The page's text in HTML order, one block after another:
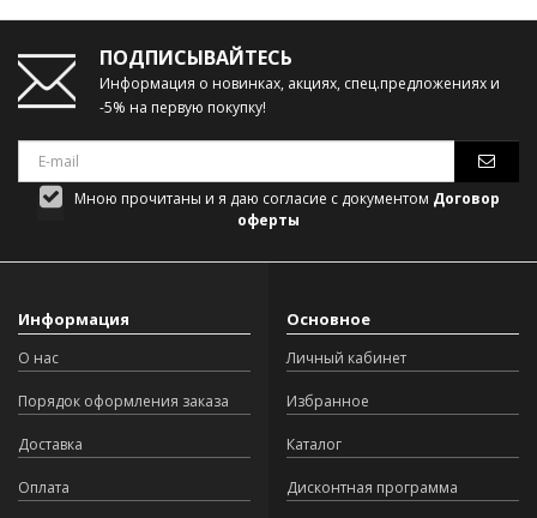
ПОДПИСЫВАЙТЕСЬ
Информация о новинках, акциях, спец.предложениях и
-5% на первую покупку!
Мною прочитаны и я даю согласие с документом Договор
оферты
Информация
О нас
Порядок оформления заказа
Доставка
Оплата
Основное
Личный кабинет
Избранное
Каталог
Дисконтная программа